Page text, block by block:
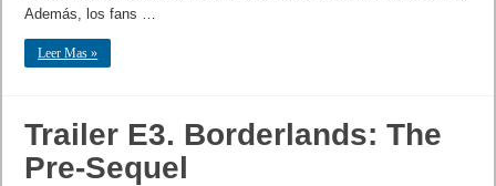
Además, los fans …
Leer Mas »
Trailer E3. Borderlands: The
Pre-Sequel